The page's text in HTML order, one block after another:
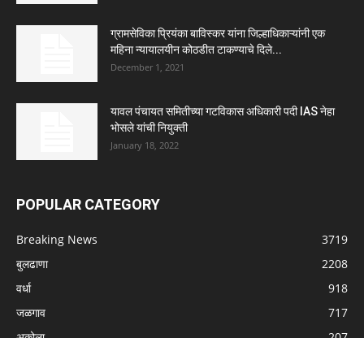
ग्रामसेविका प्रियंका बाविस्कर यांना जिल्हाधिकाऱ्यांनी एक
महिना न्यायालयीन कोठडीत टाकण्याचे दिले...
December 1, 2021
यावल पंचायत समितीच्या गटविकास अधिकारी पदी IAS नेहा
भोसले यांची नियुक्ती
January 18, 2022
POPULAR CATEGORY
Breaking News
3719
बुलढाणा
2208
वर्धा
918
जळगाव
717